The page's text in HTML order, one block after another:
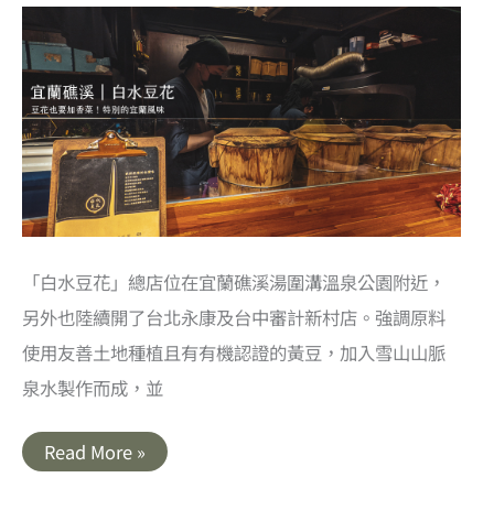
來
碗
溫
潤
的
羊
肉
湯
「白水豆花」總店位在宜蘭礁溪湯圍溝溫泉公園附近，
另外也陸續開了台北永康及台中審計新村店。強調原料
使用友善土地種植且有有機認證的黃豆，加入雪山山脈
泉水製作而成，並
宜
蘭
Read More »